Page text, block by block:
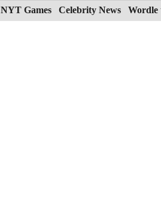
NYT Games Celebrity News Wordle